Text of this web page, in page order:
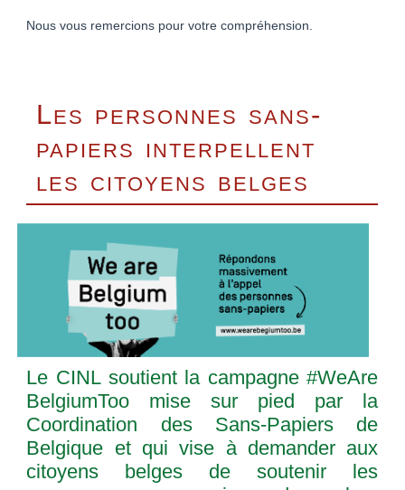
Nous vous remercions pour votre compréhension.
Les personnes sans-
papiers interpellent
les citoyens belges
Le CINL soutient la campagne #WeAre
BelgiumToo mise sur pied par la
Coordination des Sans-Papiers de
Belgique et qui vise à demander aux
citoyens belges de soutenir les